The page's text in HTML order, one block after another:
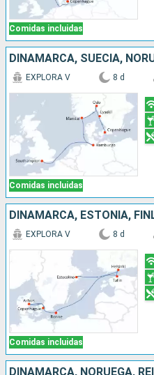
Comidas incluidas
Comidas incluidas
EXPLORA V 8 d
Comidas incluidas
EXPLORA V 8 d